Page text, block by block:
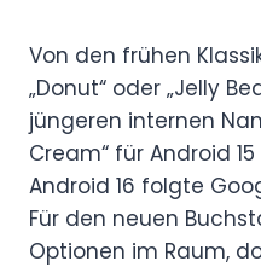
Von den frühen
„Donut“ oder „Jelly
jüngeren internen
Cream“ für Android
Android 16 folgte
Für den neuen
Optionen im Raum,